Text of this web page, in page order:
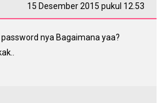
15 Desember 2015 pukul 12.53
password nya Bagaimana yaa?